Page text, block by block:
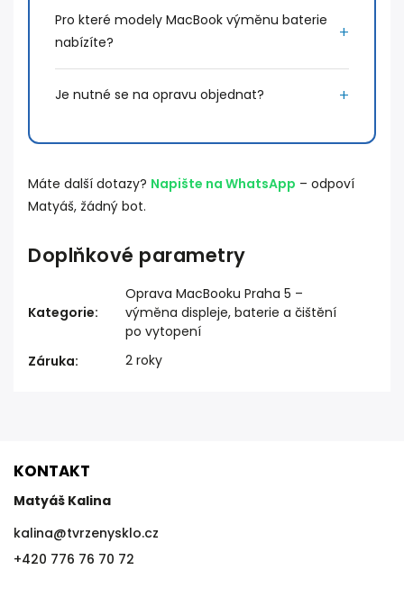
Pro které modely MacBook výměnu baterie
nabízíte?
Je nutné se na opravu objednat?
Máte další dotazy? Napište na WhatsApp – odpoví
Matyáš, žádný bot.
Doplňkové parametry
Kategorie:
Oprava MacBooku Praha 5 –
výměna displeje, baterie a čištění
po vytopení
Záruka: 2 roky
KONTAKT
Matyáš Kalina
kalina@tvrzenysklo.cz
+420 776 76 70 72